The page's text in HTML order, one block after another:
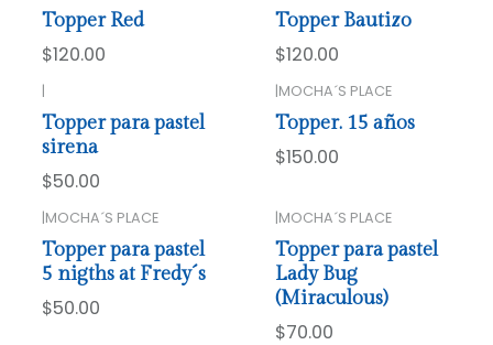
Topper Red
$120.00
Topper Bautizo
$120.00
|
Topper para pastel
sirena
$50.00
|MOCHA´S PLACE
Topper. 15 años
$150.00
|MOCHA´S PLACE
Topper para pastel
5 nigths at Fredy´s
$50.00
|MOCHA´S PLACE
Topper para pastel
Lady Bug
(Miraculous)
$70.00